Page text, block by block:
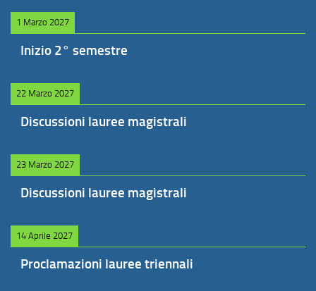
1 Marzo 2027
Inizio 2° semestre
22 Marzo 2027
Discussioni lauree magistrali
23 Marzo 2027
Discussioni lauree magistrali
14 Aprile 2027
Proclamazioni lauree triennali